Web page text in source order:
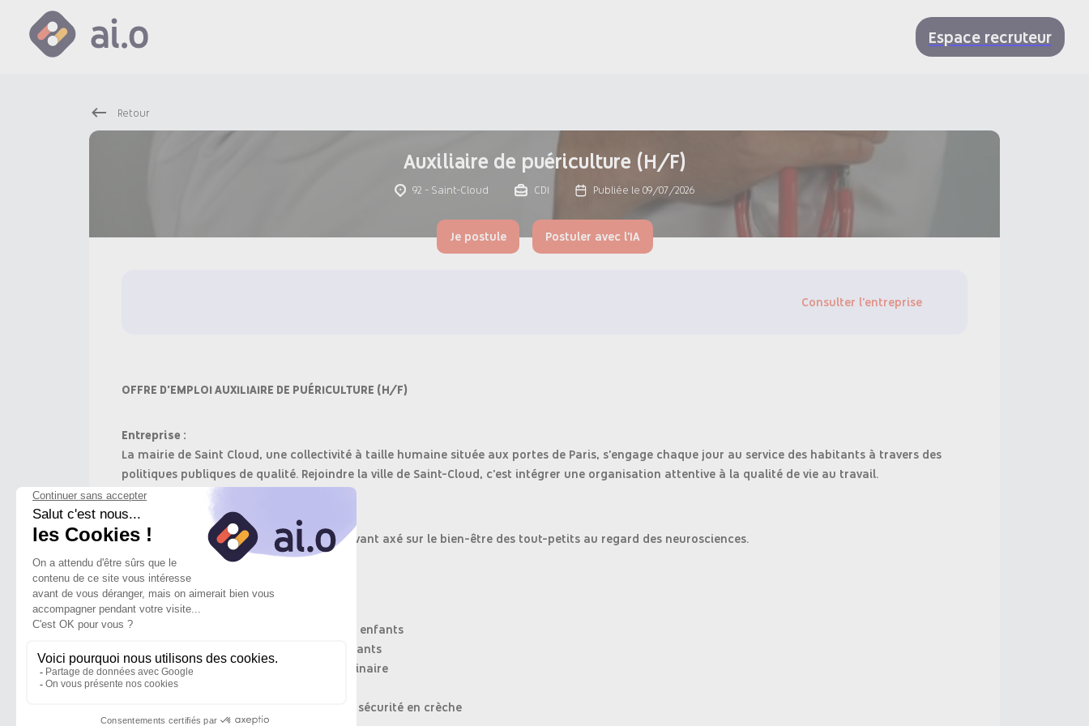
Espace recruteur
Retour
Auxiliaire de puériculture (H/F)
92 - Saint-Cloud CDI Publiée le 09/07/2026
Je postule Postuler avec l'IA
Consulter l'entreprise
OFFRE D'EMPLOI AUXILIAIRE DE PUÉRICULTURE (H/F)
Entreprise :
La mairie de Saint Cloud, une collectivité à taille humaine située aux portes de Paris, s'engage chaque jour au service des habitants à travers des
politiques publiques de qualité. Rejoindre la ville de Saint-Cloud, c'est intégrer une organisation attentive à la qualité de vie au travail.
Objectif du poste :
Contribuer à un projet pédagogique innovant axé sur le bien-être des tout-petits au regard des neurosciences.
Missions :
Accueil éducatif et individualisé des enfants
Soins et bien-être quotidien des enfants
Collaboration en équipe pluridisciplinaire
Partenariat avec les familles
Respect des normes d'hygiène et de sécurité en crèche